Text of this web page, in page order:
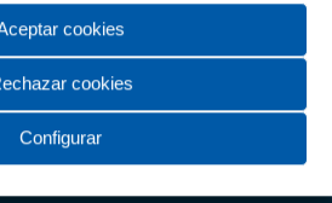
cookies
cookies
Configurar
de apertura de 09:45 a
00.00 horas
ROSALEDA
web